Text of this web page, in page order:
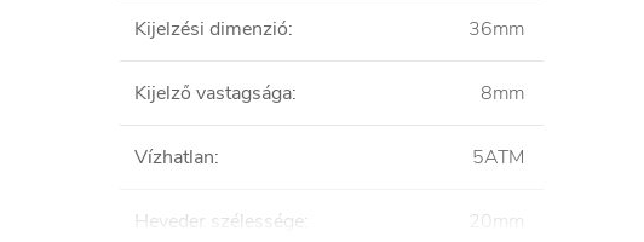
Kijelzési dimenzió: 36mm
Kijelző vastagsága: 8mm
Vízhatlan: 5ATM
Heveder szélessége: 20mm